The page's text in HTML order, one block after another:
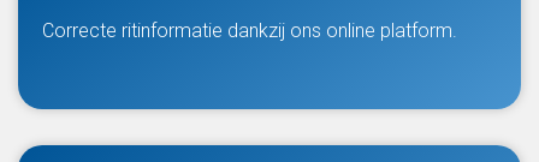
Correcte ritinformatie dankzij ons online platform.